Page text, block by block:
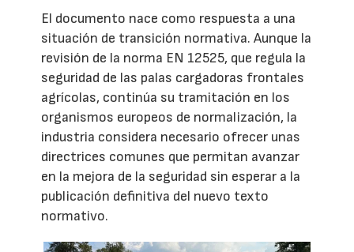
El documento nace como respuesta a una
situación de transición normativa. Aunque la
revisión de la norma EN 12525, que regula la
seguridad de las palas cargadoras frontales
agrícolas, continúa su tramitación en los
organismos europeos de normalización, la
industria considera necesario ofrecer unas
directrices comunes que permitan avanzar
en la mejora de la seguridad sin esperar a la
publicación definitiva del nuevo texto
normativo.